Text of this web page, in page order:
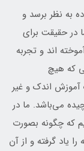
به نظر برسد و
در حقیقت برای
اند و تجربه
که هیچ
آموزش اندک و غیر
می‌باشد. ما در
که چگونه بصورت
یاد گرفته و از آن